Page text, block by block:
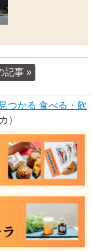
記事 »
つかる 食べる・飲
）